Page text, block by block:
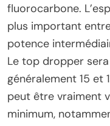
fluorocarbone.
plus important
potence
Le top dropper
généralement 15 et
peut être vraiment
minimum,